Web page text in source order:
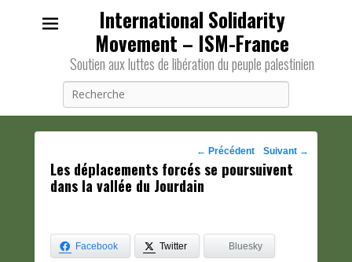
International Solidarity
Movement – ISM-France
Soutien aux luttes de libération du peuple palestinien
Navigation
des
← Précédent Suivant →
Les déplacements forcés se poursuivent
dans la vallée du Jourdain
Facebook Twitter Bluesky